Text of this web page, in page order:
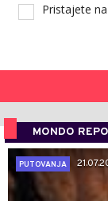
Pristajete na
MONDO
PUTOVANJA